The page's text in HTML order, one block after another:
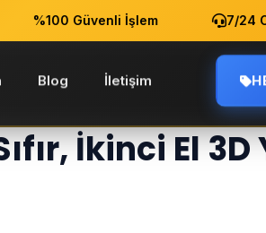
%100 Güvenli İşlem 7/24
Blog İletişim
İkinci El 3D